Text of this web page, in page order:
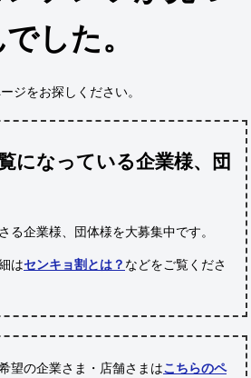
した。
ジをお探しください。
になっている企業様、団
る企業様、団体様を大募集中です。
はセンキョ割とは？ などをご覧くださ
望の企業さま・店舗さまはこちらのペ